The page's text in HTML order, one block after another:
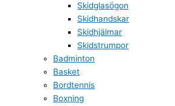
Skidglasögon
Skidhandskar
Skidhjälmar
Skidstrumpor
Badminton
Basket
Bordtennis
Boxning